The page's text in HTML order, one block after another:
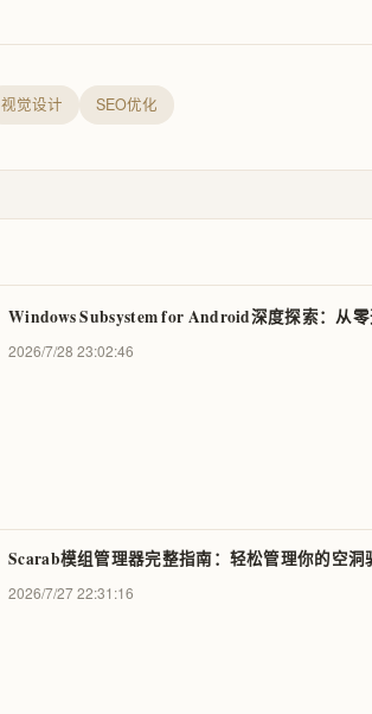
视觉设计 SEO优化
Windows Subsystem for Android深度探索：从
2026/7/28 23:02:46
Scarab模组管理器完整指南：轻松管理你的空洞
2026/7/27 22:31:16